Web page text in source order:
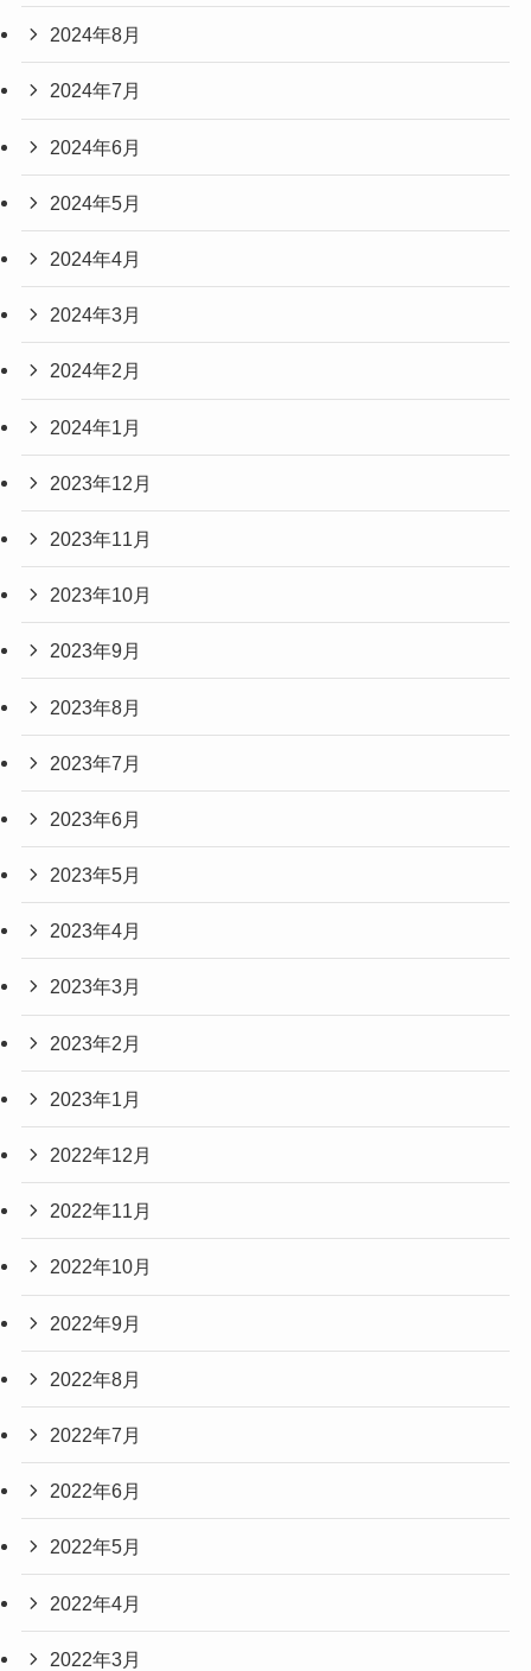
2024年8月
2024年7月
2024年6月
2024年5月
2024年4月
2024年3月
2024年2月
2024年1月
2023年12月
2023年11月
2023年10月
2023年9月
2023年8月
2023年7月
2023年6月
2023年5月
2023年4月
2023年3月
2023年2月
2023年1月
2022年12月
2022年11月
2022年10月
2022年9月
2022年8月
2022年7月
2022年6月
2022年5月
2022年4月
2022年3月